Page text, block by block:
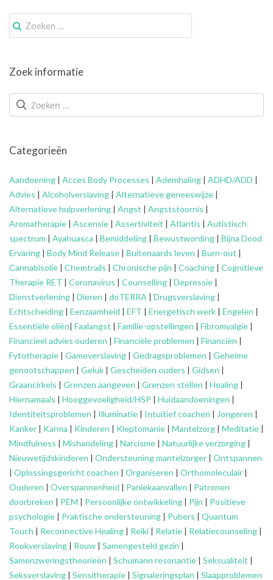
Zoek
naar:
Zoek informatie
Categorieën
Aandoening | Acces Body Processes | Ademhaling | ADHD/ADD |
Advies | Alcoholverslaving | Alternatieve geneeswijze |
Alternatieve hulpverlening | Angst | Angststoornis |
Aromatherapie | Ascensie | Assertiviteit | Atlantis | Autistisch
spectrum | Ayahuasca | Bemiddeling | Bewustwording | Bijna Dood
Ervaring | Body Mind Release | Buitenaards leven | Burn-out |
Cannabisolie | Chemtrails | Chronische pijn | Coaching | Cognitieve
Therapie RET | Coronavirus | Counselling | Depressie |
Dienstverlening | Dieren | doTERRA | Drugsverslaving |
Echtscheiding | Eenzaamheid | EFT | Energetisch werk | Engelen |
Essentiële oliën| Faalangst | Familie-opstellingen | Fibromyalgie |
Financieel advies ouderen | Financiële problemen | Financiën |
Fytotherapie | Gameverslaving | Gedragsproblemen | Geheime
genootschappen | Geluk | Gescheiden ouders | Gidsen |
Graancirkels | Grenzen aangeven | Grenzen stellen | Healing |
Hiernamaals | Hooggevoeligheid/HSP | Huidaandoeningen |
Identiteitsproblemen | Illuminatie | Intuïtief coachen | Jongeren |
Kanker | Karma | Kinderen | Kleptomanie | Mantelzorg | Meditatie |
Mindfulness | Mishandeling | Narcisme | Natuurlijke verzorging |
Nieuwetijdskinderen | Ondersteuningmantelzorger | Ontspannen
| Oplossingsgericht coachen | Organiseren | Orthomoleculair |
Ouderen | Overspannenheid | Paniekaanvallen | Patronen
doorbreken | PEM | Persoonlijke ontwikkeling | Pijn | Positieve
psychologie | Praktische ondersteuning | Pubers | Quantum
Touch | Reconnective Healing | Reiki | Relatie | Relatiecounseling |
Rookverslaving | Rouw | Samengesteld gezin |
Samenzweringstheorieën | Schumann resonantie | Seksualiteit |
Seksverslaving | Sensitherapie | Signaleringsplan | Slaapproblemen